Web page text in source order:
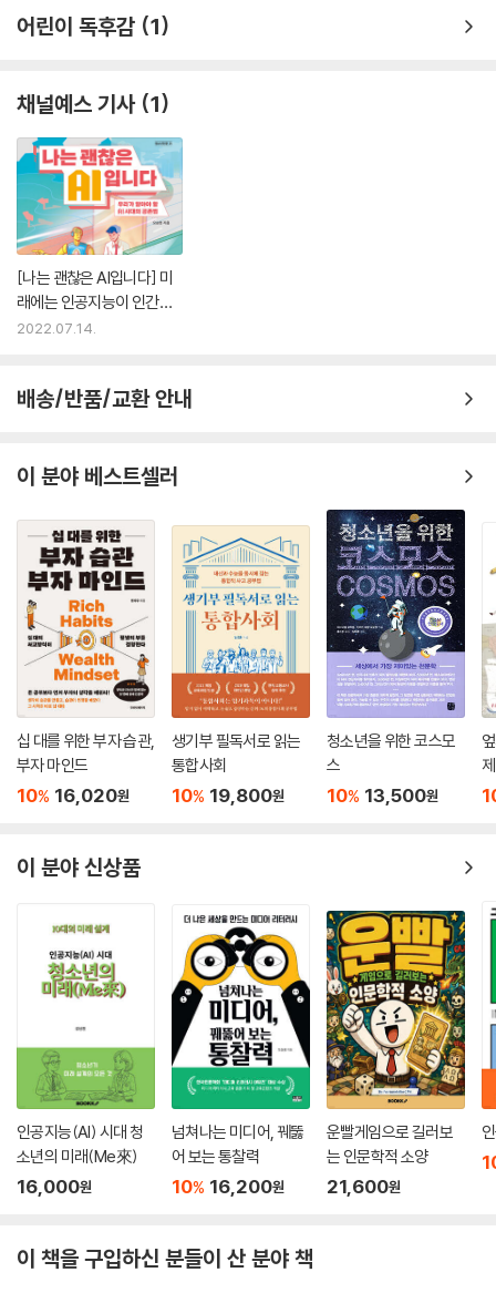
어린이 독후감 1
채널예스 기사 1
[나는 괜찮은 AI입니다] 미
래에는 인공지능이 인간을
위협할까?
2022.07.14.
배송/반품/교환 안내
이 분야 베스트셀러
십 대를 위한 부자 습관,
부자 마인드
10% 16,020원
생기부 필독서로 읽는
통합사회
10% 19,800원
청소년을 위한 코스모
스
10% 13,500원
이 분야 신상품
인공지능(AI) 시대 청
소년의 미래(Me來)
16,000원
넘쳐나는 미디어, 꿰뚫
어 보는 통찰력
10% 16,200원
운빨게임으로 길러보
는 인문학적 소양
21,600원
이 책을 구입하신 분들이 산 분야 책